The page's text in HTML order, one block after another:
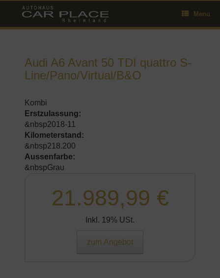
content
Menu
Audi A6 Avant 50 TDI quattro S-
Line/Pano/Virtual/B&O
Kombi
Erstzulassung:
&nbsp2018-11
Kilometerstand:
&nbsp218.200
Aussenfarbe:
&nbspGrau
21.989,99 €
Inkl. 19% USt.
zum Angebot